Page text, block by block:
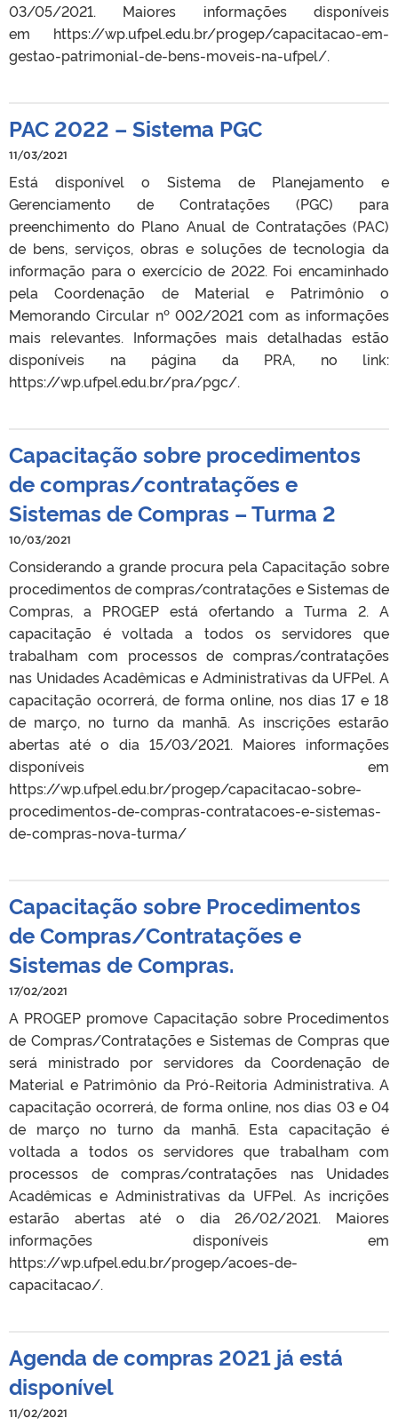
03/05/2021. Maiores informações disponíveis
em https://wp.ufpel.edu.br/progep/capacitacao-em-
gestao-patrimonial-de-bens-moveis-na-ufpel/.
PAC 2022 – Sistema PGC
11/03/2021
Está disponível o Sistema de Planejamento e
Gerenciamento de Contratações (PGC) para
preenchimento do Plano Anual de Contratações (PAC)
de bens, serviços, obras e soluções de tecnologia da
informação para o exercício de 2022. Foi encaminhado
pela Coordenação de Material e Patrimônio o
Memorando Circular nº 002/2021 com as informações
mais relevantes. Informações mais detalhadas estão
disponíveis na página da PRA, no link:
https://wp.ufpel.edu.br/pra/pgc/.
Capacitação sobre procedimentos
de compras/contratações e
Sistemas de Compras – Turma 2
10/03/2021
Considerando a grande procura pela Capacitação sobre
procedimentos de compras/contratações e Sistemas de
Compras, a PROGEP está ofertando a Turma 2. A
capacitação é voltada a todos os servidores que
trabalham com processos de compras/contratações
nas Unidades Acadêmicas e Administrativas da UFPel. A
capacitação ocorrerá, de forma online, nos dias 17 e 18
de março, no turno da manhã. As inscrições estarão
abertas até o dia 15/03/2021. Maiores informações
disponíveis em
https://wp.ufpel.edu.br/progep/capacitacao-sobre-
procedimentos-de-compras-contratacoes-e-sistemas-
de-compras-nova-turma/
Capacitação sobre Procedimentos
de Compras/Contratações e
Sistemas de Compras.
17/02/2021
A PROGEP promove Capacitação sobre Procedimentos
de Compras/Contratações e Sistemas de Compras que
será ministrado por servidores da Coordenação de
Material e Patrimônio da Pró-Reitoria Administrativa. A
capacitação ocorrerá, de forma online, nos dias 03 e 04
de março no turno da manhã. Esta capacitação é
voltada a todos os servidores que trabalham com
processos de compras/contratações nas Unidades
Acadêmicas e Administrativas da UFPel. As incrições
estarão abertas até o dia 26/02/2021. Maiores
informações disponíveis em
https://wp.ufpel.edu.br/progep/acoes-de-
capacitacao/.
Agenda de compras 2021 já está
disponível
11/02/2021